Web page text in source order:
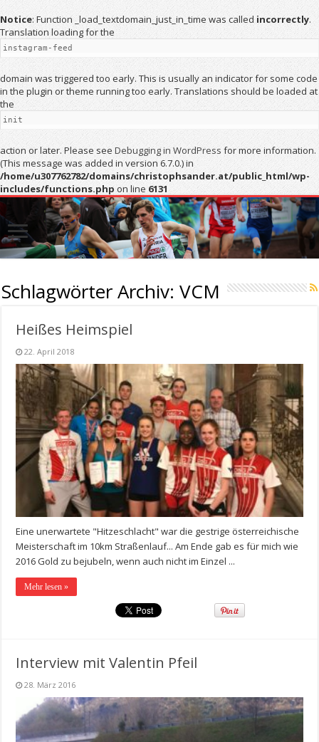
Notice: Function _load_textdomain_just_in_time was calledincorrectly.
Translation loading for the
instagram-feed
domain was triggered too early. This is usually an indicator for some code
in the plugin or theme running too early. Translations should be loaded at
the
init
action or later. Please seeDebugging in WordPress for more information.
(This message was added in version 6.7.0.) in
/home/u307762782/domains/christophsander.at/public_html/wp-
includes/functions.phpon line 6131
Schlagwörter Archiv:VCM
Heißes Heimspiel
22. April 2018
Eine unerwartete "Hitzeschlacht" war die gestrige österreichische
Meisterschaft im 10km Straßenlauf... Am Ende gab es für mich wie
2016 Gold zu bejubeln, wenn auch nicht im Einzel ...
Mehr lesen »
Interview mit Valentin Pfeil
28. März 2016